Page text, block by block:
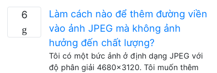
6
Làm cách nào để thêm đường viền
vào ảnh JPEG mà không ảnh
hưởng đến chất lượng?
Tôi có một bức ảnh ở định dạng JPEG với
độ phân giải 4680x3120. Tôi muốn thêm